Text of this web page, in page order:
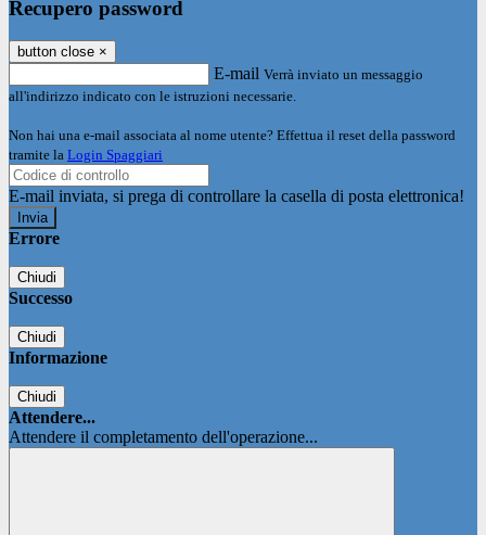
Recupero password
button close ×
E-mail Verrà inviato un messaggio
all'indirizzo indicato con le istruzioni necessarie.
Non hai una e-mail associata al nome utente? Effettua il reset della password
tramite la Login Spaggiari
E-mail inviata, si prega di controllare la casella di posta elettronica!
Errore
Chiudi
Successo
Chiudi
Informazione
Chiudi
Attendere...
Attendere il completamento dell'operazione...